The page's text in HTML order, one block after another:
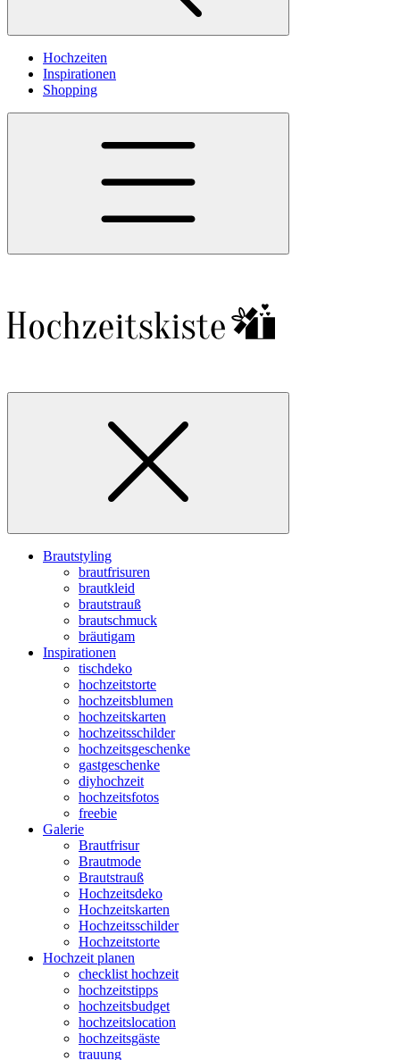
Hochzeiten
Inspirationen
Shopping
Brautstyling
brautfrisuren
brautkleid
brautstrauß
brautschmuck
bräutigam
Inspirationen
tischdeko
hochzeitstorte
hochzeitsblumen
hochzeitskarten
hochzeitsschilder
hochzeitsgeschenke
gastgeschenke
diyhochzeit
hochzeitsfotos
freebie
Galerie
Brautfrisur
Brautmode
Brautstrauß
Hochzeitsdeko
Hochzeitskarten
Hochzeitsschilder
Hochzeitstorte
Hochzeit planen
checklist hochzeit
hochzeitstipps
hochzeitsbudget
hochzeitslocation
hochzeitsgäste
trauung